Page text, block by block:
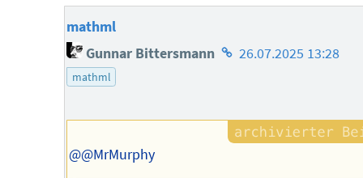
mathml
Gunnar Bittersmann Homepage
26.07.2025 13:28
mathml
@@MrMurphy